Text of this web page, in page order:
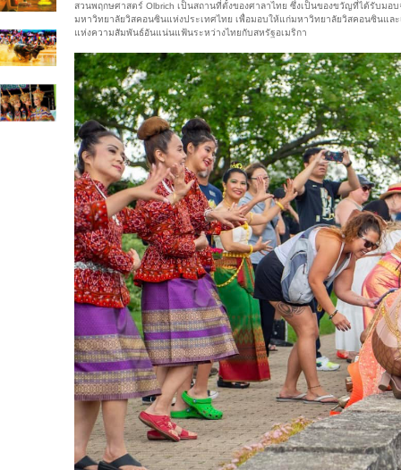
สวนพฤกษศาสตร์ Olbrich เป็นสถานที่ตั้งของศาลาไทย ซึ่งเป็นของขวัญที่ได้รับมอ
มหาวิทยาลัยวิสคอนซินแห่งประเทศไทย เพื่อมอบให้แก่มหาวิทยาลัยวิสคอนซินแ
แห่งความสัมพันธ์อันแน่นแฟ้นระหว่างไทยกับสหรัฐอเมริกา